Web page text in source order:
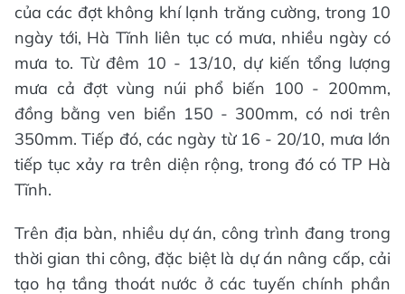
của các đợt không khí lạnh trăng cường, trong 10
ngày tới, Hà Tĩnh liên tục có mưa, nhiều ngày có
mưa to. Từ đêm 10 - 13/10, dự kiến tổng lượng
mưa cả đợt vùng núi phổ biến 100 - 200mm,
đồng bằng ven biển 150 - 300mm, có nơi trên
350mm. Tiếp đó, các ngày từ 16 - 20/10, mưa lớn
tiếp tục xảy ra trên diện rộng, trong đó có TP Hà
Tĩnh.
Trên địa bàn, nhiều dự án, công trình đang trong
thời gian thi công, đặc biệt là dự án nâng cấp, cải
tạo hạ tầng thoát nước ở các tuyến chính phần